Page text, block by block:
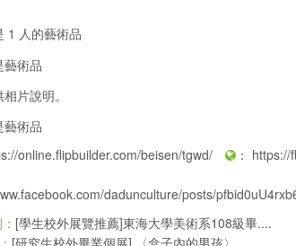
online.flipbuilder.com/beisen/tgwd/ ： https://
dadunculture/posts/
[學生校外展覽推薦]東海大學美術系108級畢....